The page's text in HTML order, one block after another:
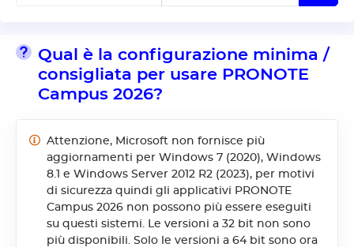
Qual è la configurazione minima /
consigliata per usare PRONOTE
Campus 2026?
Attenzione, Microsoft non fornisce più
aggiornamenti per Windows 7 (2020), Windows
8.1 e Windows Server 2012 R2 (2023), per motivi
di sicurezza quindi gli applicativi PRONOTE
Campus 2026 non possono più essere eseguiti
su questi sistemi. Le versioni a 32 bit non sono
più disponibili. Solo le versioni a 64 bit sono ora